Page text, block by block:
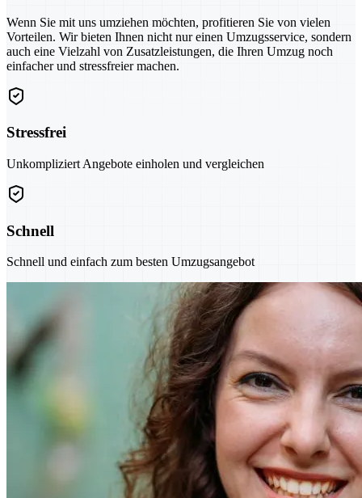
Wenn Sie mit uns umziehen möchten, profitieren Sie von vielen
Vorteilen. Wir bieten Ihnen nicht nur einen Umzugsservice, sondern
auch eine Vielzahl von Zusatzleistungen, die Ihren Umzug noch
einfacher und stressfreier machen.
Stressfrei
Unkompliziert Angebote einholen und vergleichen
Schnell
Schnell und einfach zum besten Umzugsangebot